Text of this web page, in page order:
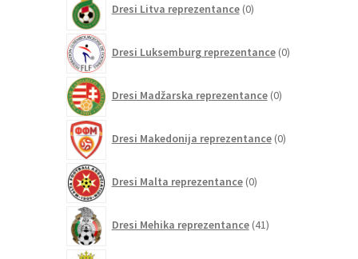
Dresi Litva reprezentance 0izdelkov
Dresi Luksemburg reprezentance 0izdelkov
Dresi Madžarska reprezentance 0izdelkov
Dresi Makedonija reprezentance 0izdelkov
Dresi Malta reprezentance 0izdelkov
Dresi Mehika reprezentance 41izdelkov